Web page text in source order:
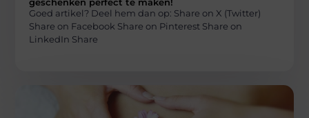
Goed artikel? Deel hem dan op: Share on X (Twitter)
Share on Facebook Share on Pinterest Share on
LinkedIn Share